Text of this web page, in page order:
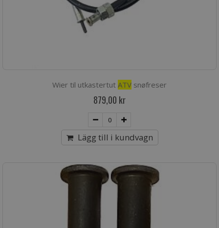
Wier til utkastertut ATV snøfreser
879,00 kr
Lägg till i kundvagn